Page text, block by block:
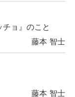
ョ』のこと
藤本 智士
藤本 智士